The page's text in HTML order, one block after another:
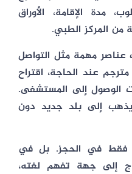
مدة الإقامة، الأوراق
من المركز الطبي.
مهمة مثل التواصل
عند الحاجة، اقتراح
الوصول إلى المستشفى.
يذهب إلى بلد جديد دون
فقط في الحجز. بل في
إلى جهة تفهم لغته،